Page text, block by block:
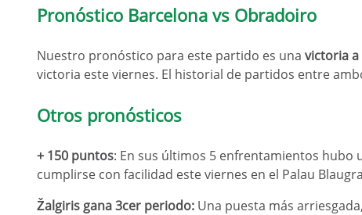
Pronóstico Barcelona vs Obradoiro
Nuestro pronóstico para este partido es una victoria
victoria este viernes. El historial de partidos entre
Otros pronósticos
+ 150 puntos: En sus últimos 5 enfrentamientos
cumplirse con facilidad este viernes en el Palau
Žalgiris gana 3cer periodo: Una puesta más